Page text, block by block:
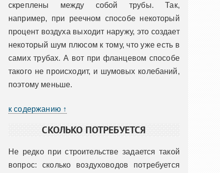
скреплены между собой трубы. Так,
например, при реечном способе некоторый
процент воздуха выходит наружу, это создает
некоторый шум плюсом к тому, что уже есть в
самих трубах. А вот при фланцевом способе
такого не происходит, и шумовых колебаний,
поэтому меньше.
к содержанию ↑
СКОЛЬКО ПОТРЕБУЕТСЯ
Не редко при строительстве задается такой
вопрос: сколько воздуховодов потребуется